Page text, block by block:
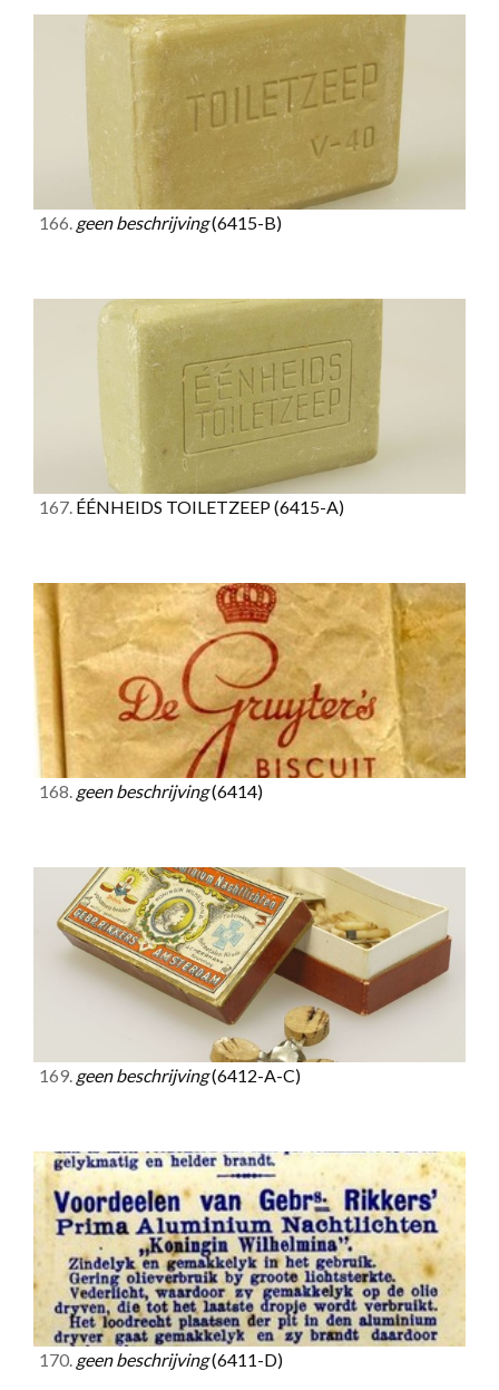
166. geen beschrijving(6415-B)
167. ÉÉNHEIDS TOILETZEEP(6415-A)
168. geen beschrijving(6414)
169. geen beschrijving(6412-A-C)
170. geen beschrijving(6411-D)